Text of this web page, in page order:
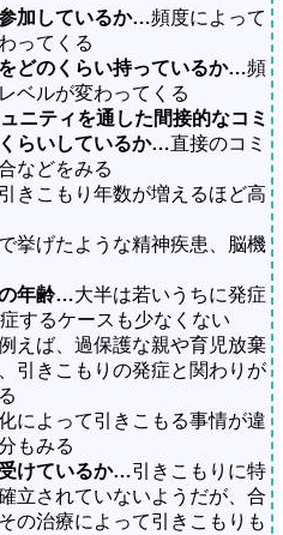
加しているか…頻度によって
ってくる
どのくらい持っているか…頻
ベルが変わってくる
ニティを通した間接的なコミ
らいしているか…直接のコミ
などをみる
引きこもり年数が増えるほど高
で挙げたような精神疾患、脳機
年齢…大半は若いうちに発症
するケースも少なくない
えば、過保護な親や育児放棄
引きこもりの発症と関わりが
によって引きこもる事情が違
もみる
けているか…引きこもりに特
立されていないようだが、合
の治療によって引きこもりも